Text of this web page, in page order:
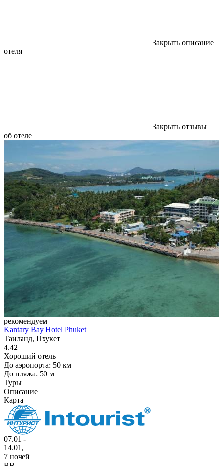
Закрыть описание
отеля
Закрыть отзывы
об отеле
рекомендуем
Kantary Bay Hotel Phuket
Таиланд, Пхукет
4.42
Хороший отель
До аэропорта: 50 км
До пляжа: 50 м
Туры
Описание
Карта
07.01 -
14.01,
7 ночей